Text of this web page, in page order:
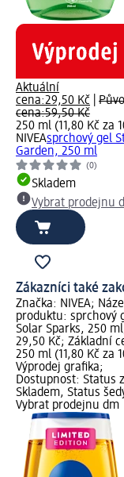
Aktuální
cena:29,50 Kč
cena:59,50 Kč
250 ml (11,80 Kč za
NIVEAsprchový gel
Garden, 250 ml
(0)
Skladem
Vybrat prodejnu
Zákazníci také
Značka: NIVEA;
produktu: sprchový
Solar Sparks, 250
29,50 Kč; Základní
250 ml (11,80 Kč za
Výprodej grafika;
Dostupnost: Status
Skladem, Status
Vybrat prodejnu dm